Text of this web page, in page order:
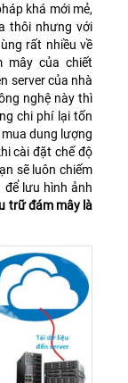
khá mới mẻ,
thôi nhưng với
rất nhiều về
của chiết
server của nhà
nghệ này thì
chi phí lại tốn
dung lượng
cài đặt chế độ
sẽ luôn chiếm
lưu hình ảnh
trữ đám mây là